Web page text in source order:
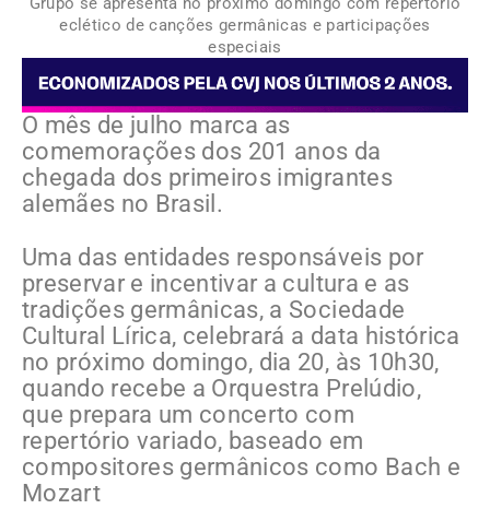
eclético de canções germânicas e participações
especiais
O mês de julho marca as
comemorações dos 201 anos da
chegada dos primeiros imigrantes
alemães no Brasil.
Uma das entidades responsáveis por
preservar e incentivar a cultura e as
tradições germânicas, a Sociedade
Cultural Lírica, celebrará a data histórica
no próximo domingo, dia 20, às 10h30,
quando recebe a Orquestra Prelúdio,
que prepara um concerto com
repertório variado, baseado em
compositores germânicos como Bach e
Mozart